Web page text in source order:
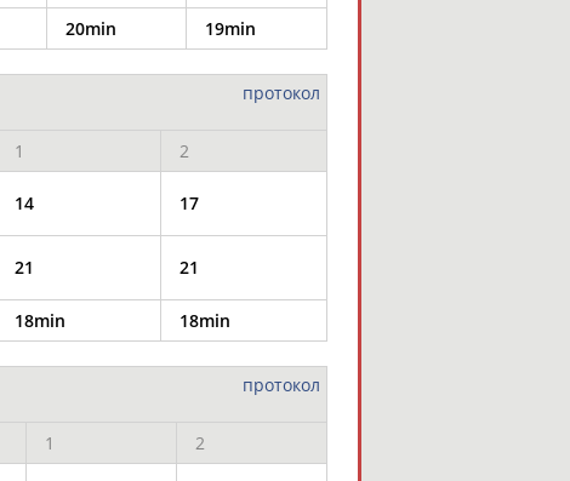
20min 19min
протокол
1 2
14 17
21 21
18min 18min
протокол
1 2